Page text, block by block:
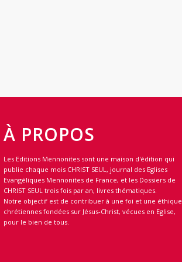
À PROPOS
Les Editions Mennonites sont une maison d'édition qui
publie chaque mois CHRIST SEUL, journal des Eglises
Evangéliques Mennonites de France, et les Dossiers de
CHRIST SEUL trois fois par an, livres thématiques.
Notre objectif est de contribuer à une foi et une éthique
chrétiennes fondées sur Jésus-Christ, vécues en Eglise,
pour le bien de tous.